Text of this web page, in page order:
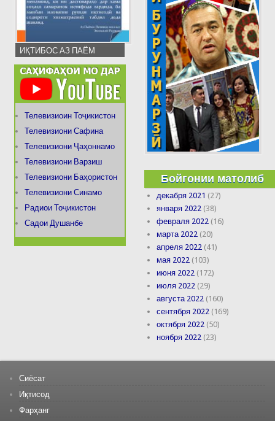
ИҚТИБОС АЗ ПАЁМ
Телевизиоин Тоҷикистон
Телевизиони Сафина
Телевизиони Ҷаҳоннамо
Телевизиони Варзиш
Телевизиони Баҳористон
Телевизиони Синамо
Радиои Тоҷикистон
Садои Душанбе
Бойгонии матолиб
декабря 2021 (27)
января 2022 (38)
февраля 2022 (16)
марта 2022 (20)
апреля 2022 (41)
мая 2022 (103)
июня 2022 (172)
июля 2022 (29)
августа 2022 (160)
сентября 2022 (169)
октября 2022 (50)
ноября 2022 (23)
Сиёсат
Иқтисод
Фарҳанг